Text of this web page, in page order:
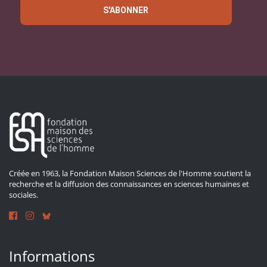
S'ABONNER
Créée en 1963, la Fondation Maison Sciences de l'Homme soutient la
recherche et la diffusion des connaissances en sciences humaines et
sociales.
Informations